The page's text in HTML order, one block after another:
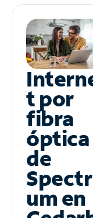
t por
fibra
óptica
de
Spectr
um en